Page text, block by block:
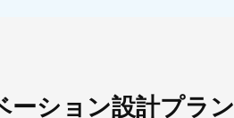
ーション設計プラン